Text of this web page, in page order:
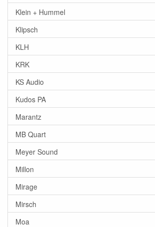
Klein + Hummel
Klipsch
KLH
KRK
KS Audio
Kudos PA
Marantz
MB Quart
Meyer Sound
Millon
Mirage
Mirsch
Moa